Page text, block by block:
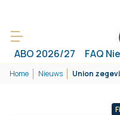
ABO 2026/27 FAQ
Home Nieuws Union